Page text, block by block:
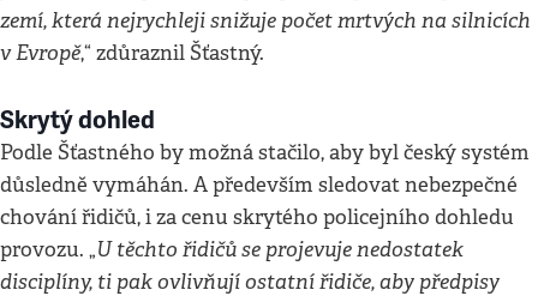
zemí, která nejrychleji snižuje počet mrtvých na silnicích
v Evropě,“ zdůraznil Šťastný.
Skrytý dohled
Podle Šťastného by možná stačilo, aby byl český systém
důsledně vymáhán. A především sledovat nebezpečné
chování řidičů, i za cenu skrytého policejního dohledu
provozu. „U těchto řidičů se projevuje nedostatek
disciplíny, ti pak ovlivňují ostatní řidiče, aby předpisy